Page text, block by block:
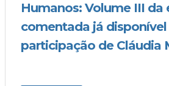
Humanos: Volume III da
comentada já
participação de Cláudia